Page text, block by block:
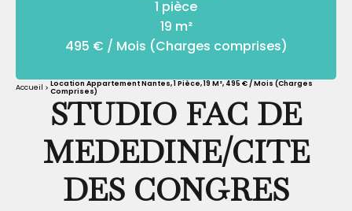
1 pièce
19 m²
495 € / Mois (Charges comprises)
Accueil
Location Appartement Nantes, 1 Pièce, 19 M², 495 € / Mois (Charges
Comprises)
STUDIO FAC DE
MEDEDINE/CITE
DES CONGRES